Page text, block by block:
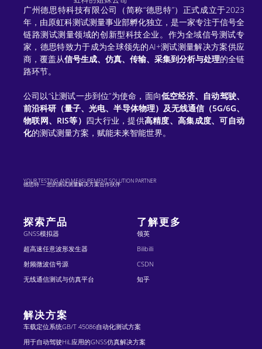
广州德思特科技有限公司（简称“德思特”）正式成立于2023
年，由原虹科测试测量事业部孵化独立，是一家专注于信号全
链路测试测量领域的创新型科技企业。作为全域信号测试专
家，德思特致力于成为全球领先的AI+测试测量解决方案供应
商，覆盖从信号生成、仿真、传输、采集到分析与处理的全链
路环节。
公司以“让测试一步到位”为使命，面向低空经济、自动驾驶、
前沿科研（量子、光电、半导体物理）及无线通信（5G/6G、
物联网、RIS等） 四大行业，提供高精度、高集成度、可自动
化的测试测量方案，赋能未来智能世界。
德思特 — 您的测试测量解决方案合作伙伴
YOUR TESTING AND MEASUREMENT SOLUTION PARTNER
探索产品
GNSS模拟器
超高速任意波形发生器
射频微波信号源
无线通信测试与仿真平台
了解更多
领英
Bilibilli
CSDN
知乎
解决方案
车载定位系统GB/T 45086自动化测试方案
用于自动驾驶HiL应用的GNSS仿真解决方案